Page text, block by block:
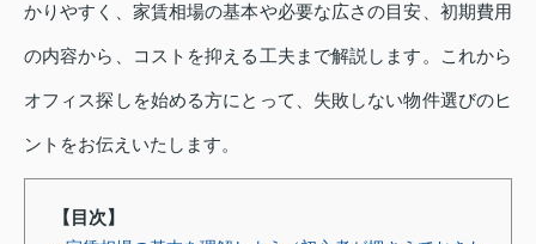
かりやすく、家賃相場の基本や必要な広さの目安、初期費用
の内容から、コストを抑える工夫まで解説します。これから
オフィス探しを始める方にとって、失敗しない物件選びのヒ
ントをお伝えいたします。
【目次】